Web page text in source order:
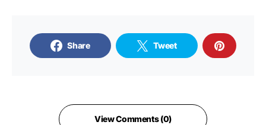
Share Tweet
View Comments (0)